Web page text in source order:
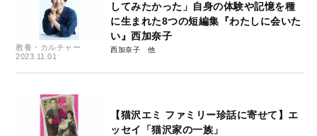
教養・カルチャー
2023.11.01
してみたかった」自身の体験や記憶を種
に生まれた8つの短編集『わたしに会いた
い』西加奈子
西加奈子
【猫沢エミ ファミリー珍話に寄せて】エ
ッセイ「猫沢家の一族」